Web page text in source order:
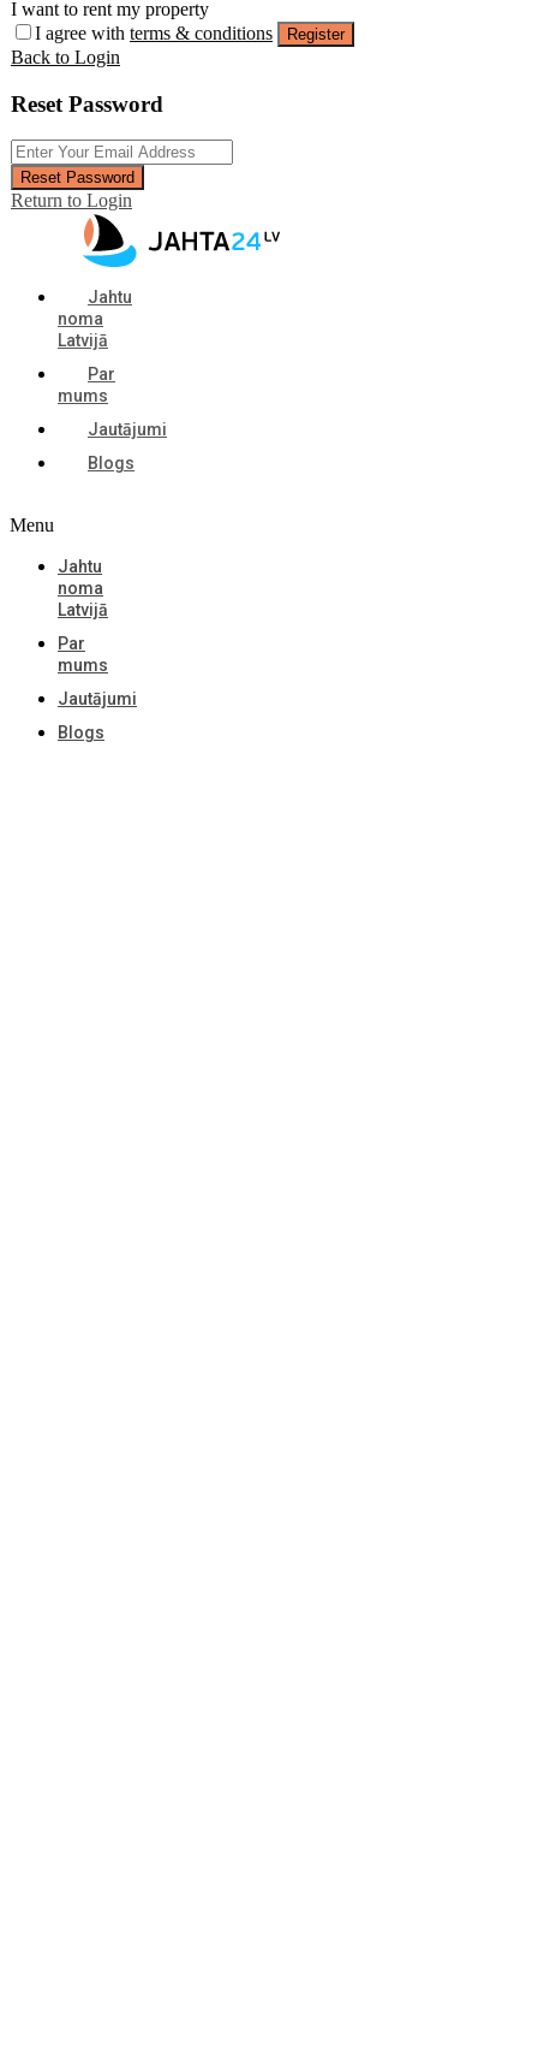
I want to rent my property
I agree with terms & conditions Register
Back to Login
Reset Password
Reset Password
Return to Login
Jahtu
noma
Latvijā
Par
mums
Jautājumi
Blogs
Menu
Jahtu
noma
Latvijā
Par
mums
Jautājumi
Blogs